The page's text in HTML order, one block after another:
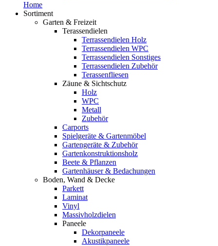
Home
Sortiment
Garten & Freizeit
Terassendielen
Terrassendielen Holz
Terrassendielen WPC
Terrassendielen Sonstiges
Terrassendielen Zubehör
Terassenfliesen
Zäune & Sichtschutz
Holz
WPC
Metall
Zubehör
Carports
Spielgeräte & Gartenmöbel
Gartengeräte & Zubehör
Gartenkonstruktionsholz
Beete & Pflanzen
Gartenhäuser & Bedachungen
Boden, Wand & Decke
Parkett
Laminat
Vinyl
Massivholzdielen
Paneele
Dekorpaneele
Akustikpaneele